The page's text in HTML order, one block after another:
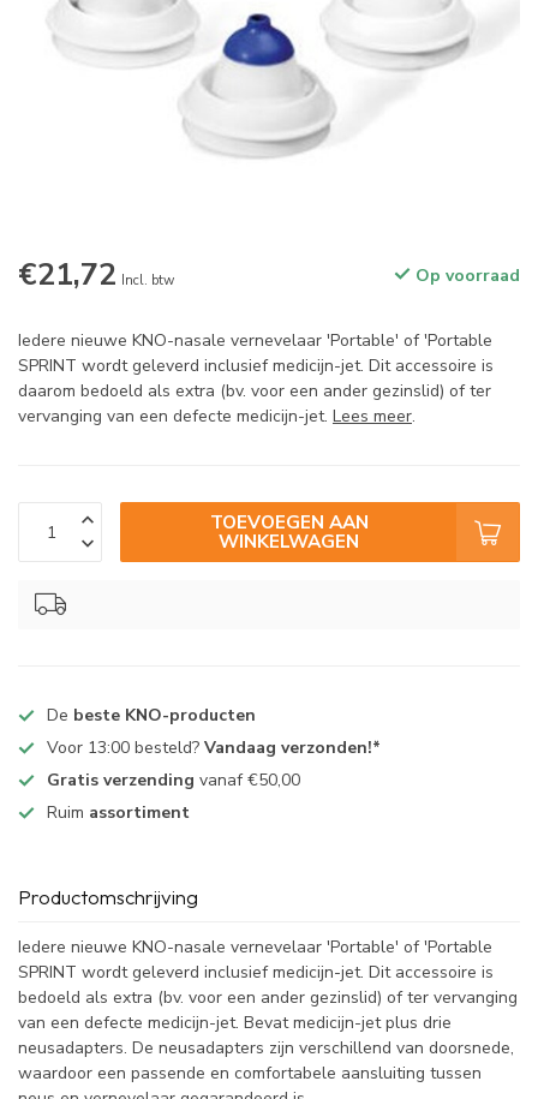
€21,72 Incl. btw Op voorraad
Iedere nieuwe KNO-nasale vernevelaar 'Portable' of 'Portable
SPRINT wordt geleverd inclusief medicijn-jet. Dit accessoire is
daarom bedoeld als extra (bv. voor een ander gezinslid) of ter
vervanging van een defecte medicijn-jet. Lees meer.
TOEVOEGEN AAN
WINKELWAGEN
De beste KNO-producten
Voor 13:00 besteld? Vandaag verzonden!*
Gratis verzending vanaf €50,00
Ruim assortiment
Productomschrijving
Iedere nieuwe KNO-nasale vernevelaar 'Portable' of 'Portable
SPRINT wordt geleverd inclusief medicijn-jet. Dit accessoire is
bedoeld als extra (bv. voor een ander gezinslid) of ter vervanging
van een defecte medicijn-jet. Bevat medicijn-jet plus drie
neusadapters. De neusadapters zijn verschillend van doorsnede,
waardoor een passende en comfortabele aansluiting tussen